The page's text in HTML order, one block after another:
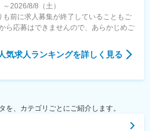
2026/8/8（土）
前に求人募集が終了していることもご
ら応募はできませんので、あらかじめご
気求人ランキングを詳しく見る
、カテゴリごとにご紹介します。